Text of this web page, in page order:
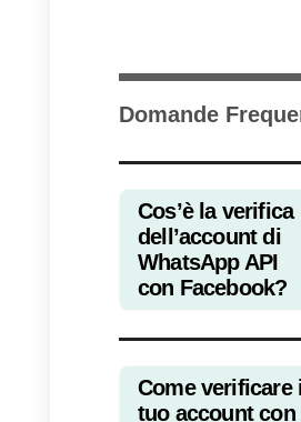
immagine che il
utenti. Queste
richiedono solo
veramente
che possono